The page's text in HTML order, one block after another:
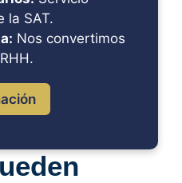
la SAT.
Nos convertimos